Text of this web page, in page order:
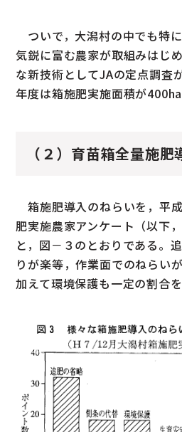
ついで，大潟村の中でも特
気鋭に富む農家が取組みはじ
な新技術としてJAの定点調査
年度は箱施肥実施面積が400ha
（２）育苗箱全量施
箱施肥導入のねらいを，平
肥実施農家アンケート（以下
と，図－３のとおりである。
りが楽等，作業面でのねらい
加えて環境保護も一定の割合を